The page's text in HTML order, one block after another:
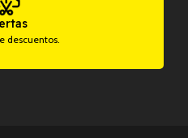
descuentos.